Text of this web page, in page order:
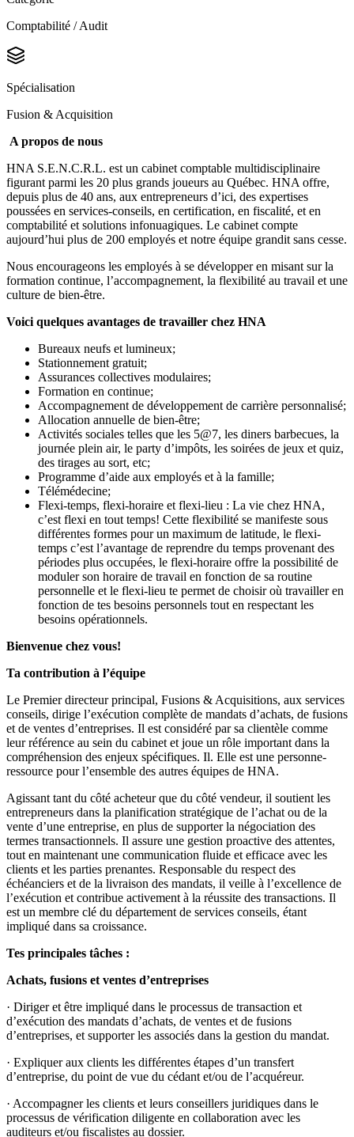
Comptabilité / Audit
Spécialisation
Fusion & Acquisition
A propos de nous
HNA S.E.N.C.R.L. est un cabinet comptable multidisciplinaire
figurant parmi les 20 plus grands joueurs au Québec. HNA offre,
depuis plus de 40 ans, aux entrepreneurs d’ici, des expertises
poussées en services-conseils, en certification, en fiscalité, et en
comptabilité et solutions infonuagiques. Le cabinet compte
aujourd’hui plus de 200 employés et notre équipe grandit sans cesse.
Nous encourageons les employés à se développer en misant sur la
formation continue, l’accompagnement, la flexibilité au travail et une
culture de bien-être.
Voici quelques avantages de travailler chez HNA
Bureaux neufs et lumineux;
Stationnement gratuit;
Assurances collectives modulaires;
Formation en continue;
Accompagnement de développement de carrière personnalisé;
Allocation annuelle de bien-être;
Activités sociales telles que les 5@7, les diners barbecues, la
journée plein air, le party d’impôts, les soirées de jeux et quiz,
des tirages au sort, etc;
Programme d’aide aux employés et à la famille;
Télémédecine;
Flexi-temps, flexi-horaire et flexi-lieu : La vie chez HNA,
c’est flexi en tout temps! Cette flexibilité se manifeste sous
différentes formes pour un maximum de latitude, le flexi-
temps c’est l’avantage de reprendre du temps provenant des
périodes plus occupées, le flexi-horaire offre la possibilité de
moduler son horaire de travail en fonction de sa routine
personnelle et le flexi-lieu te permet de choisir où travailler en
fonction de tes besoins personnels tout en respectant les
besoins opérationnels.
Bienvenue chez vous!
Ta contribution à l’équipe
Le Premier directeur principal, Fusions & Acquisitions, aux services
conseils, dirige l’exécution complète de mandats d’achats, de fusions
et de ventes d’entreprises. Il est considéré par sa clientèle comme
leur référence au sein du cabinet et joue un rôle important dans la
compréhension des enjeux spécifiques. Il. Elle est une personne-
ressource pour l’ensemble des autres équipes de HNA.
Agissant tant du côté acheteur que du côté vendeur, il soutient les
entrepreneurs dans la planification stratégique de l’achat ou de la
vente d’une entreprise, en plus de supporter la négociation des
termes transactionnels. Il assure une gestion proactive des attentes,
tout en maintenant une communication fluide et efficace avec les
clients et les parties prenantes. Responsable du respect des
échéanciers et de la livraison des mandats, il veille à l’excellence de
l’exécution et contribue activement à la réussite des transactions. Il
est un membre clé du département de services conseils, étant
impliqué dans sa croissance.
Tes principales tâches :
Achats, fusions et ventes d’entreprises
· Diriger et être impliqué dans le processus de transaction et
d’exécution des mandats d’achats, de ventes et de fusions
d’entreprises, et supporter les associés dans la gestion du mandat.
· Expliquer aux clients les différentes étapes d’un transfert
d’entreprise, du point de vue du cédant et/ou de l’acquéreur.
· Accompagner les clients et leurs conseillers juridiques dans le
processus de vérification diligente en collaboration avec les
auditeurs et/ou fiscalistes au dossier.